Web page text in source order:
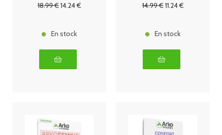
18.99€14.24€
En stock
14.99€11.24€
En stock